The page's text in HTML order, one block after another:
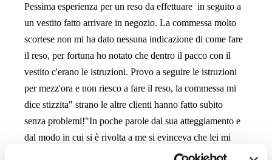
Pessima esperienza per un reso da effettuare in seguito a
un vestito fatto arrivare in negozio. La commessa molto
scortese non mi ha dato nessuna indicazione di come fare
il reso, per fortuna ho notato che dentro il pacco con il
vestito c'erano le istruzioni. Provo a seguire le istruzioni
per mezz'ora e non riesco a fare il reso, la commessa mi
dice stizzita" strano le altre clienti hanno fatto subito
senza problemi!"In poche parole dal sua atteggiamento e
dal modo in cui si è rivolta a me si evinceva che lei mi
reputasse un' incapace.Prova a farlo lei con il mio